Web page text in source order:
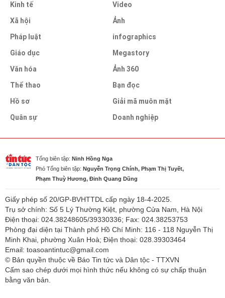
Kinh tế
Xã hội
Pháp luật
Giáo dục
Văn hóa
Thể thao
Hồ sơ
Quân sự
Video
Ảnh
infographics
Megastory
Ảnh 360
Bạn đọc
Giải mã muôn mặt
Doanh nghiệp
Tổng biên tập: Ninh Hồng Nga
Phó Tổng biên tập: Nguyễn Trọng Chính, Phạm Thị Tuyết,
Phạm Thuỳ Hương, Đinh Quang Dũng
Giấy phép số 20/GP-BVHTTDL cấp ngày 18-4-2025.
Trụ sở chính: Số 5 Lý Thường Kiệt, phường Cửa Nam, Hà Nội
Điện thoại: 024.38248605/39330336; Fax: 024.38253753
Phòng đại diện tại Thành phố Hồ Chí Minh: 116 - 118 Nguyễn Thị
Minh Khai, phường Xuân Hoà; Điện thoại: 028.39303464
Email: toasoantintuc@gmail.com
© Bản quyền thuộc về Báo Tin tức và Dân tộc - TTXVN
Cấm sao chép dưới mọi hình thức nếu không có sự chấp thuận
bằng văn bản.